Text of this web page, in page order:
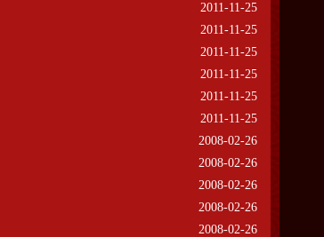
2011-11-25
2011-11-25
2011-11-25
2011-11-25
2011-11-25
2011-11-25
2008-02-26
2008-02-26
2008-02-26
2008-02-26
2008-02-26